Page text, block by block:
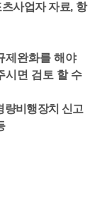
사업자 자료, 항
제완화를 해야
시면 검토 할 수
량비행장치 신고